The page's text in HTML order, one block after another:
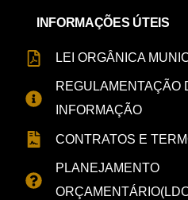
INFORMAÇÕES ÚTEIS
LEI ORGÂNICA
REGULAMENTAÇÃO
INFORMAÇÃO
CONTRATOS E
PLANEJAMENTO